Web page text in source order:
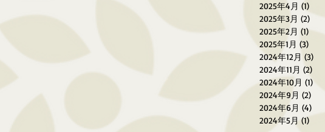
2025年4月 (1)
2025年3月 (2)
2025年2月 (1)
2025年1月 (3)
2024年12月 (3)
2024年11月 (2)
2024年10月 (1)
2024年9月 (2)
2024年6月 (4)
2024年5月 (1)